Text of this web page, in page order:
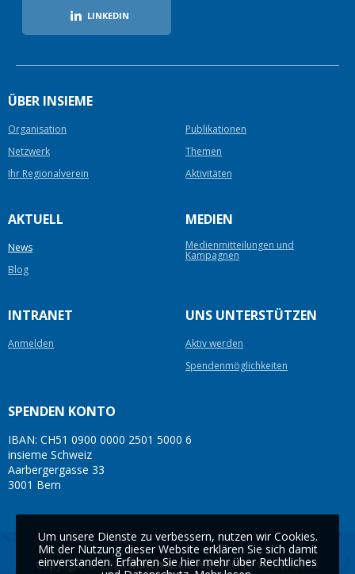
LINKEDIN
ÜBER INSIEME
Organisation
Publikationen
Netzwerk
Themen
Ihr Regionalverein
Aktivitäten
AKTUELL
News
Blog
MEDIEN
Medienmitteilungen und
Kampagnen
INTRANET
Anmelden
UNS UNTERSTÜTZEN
Aktiv werden
Spendenmöglichkeiten
SPENDEN KONTO
IBAN: CH51 0900 0000 2501 5000 6
insieme Schweiz
Aarbergergasse 33
3001 Bern
Copyright © 2026insieme.ch. Alle Rechte vorbehalten.
Um unsere Dienste zu verbessern, nutzen wir Cookies.
Mit der Nutzung dieser Website erklären Sie sich damit
einverstanden. Erfahren Sie hier mehr über Rechtliches